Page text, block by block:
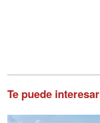
Te puede interesar